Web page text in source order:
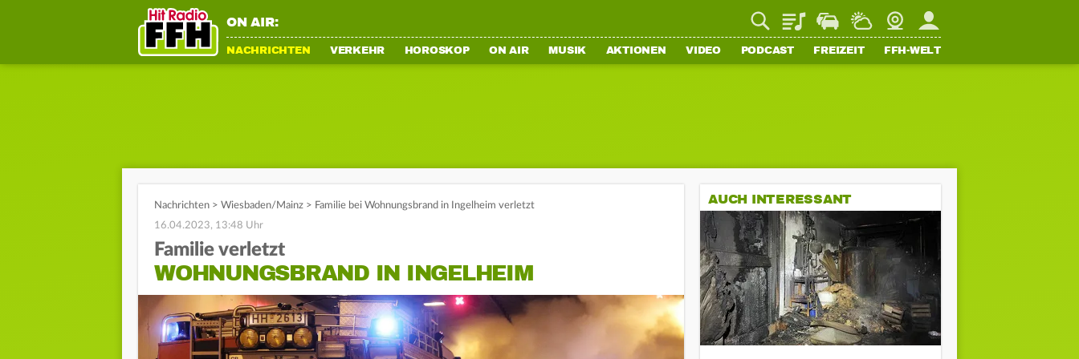
ON AIR: PlaylistStaupilotWetterWebcamMein FFH
NACHRICHTEN VERKEHR HOROSKOP ON AIR MUSIK AKTIONEN VIDEO PODCAST FREIZEIT FFH-WELT
Nachrichten > Wiesbaden/Mainz > Familie bei Wohnungsbrand in Ingelheim verletzt
16.04.2023, 13:48 Uhr
Familie verletzt
WOHNUNGSBRAND IN INGELHEIM
AUCH INTERESSANT